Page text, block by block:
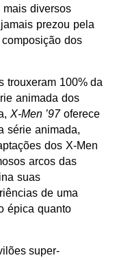
mais diversos
prezou pela
dos
trouxeram 100% da
animada dos
X-Men ’97oferece
série animada,
dos X-Men
arcos das
suas
de uma
épica quanto
super-